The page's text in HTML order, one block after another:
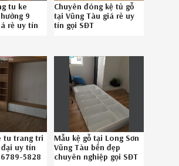
tu ke
9
rẻ uy tín
Chuyên đóng kệ tủ gỗ
tại Vũng Tàu giá rẻ uy
tín gọi SĐT
tu trang tri
đại uy tín
5828
Mẫu kệ gỗ tại Long Sơn
Vũng Tàu bền đẹp
chuyên nghiệp gọi SĐT